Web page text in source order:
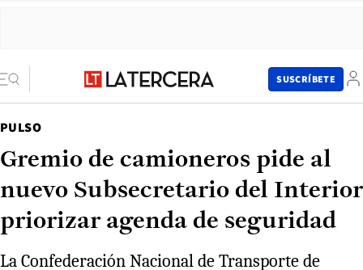
SUSCRÍBETE
PULSO
Gremio de camioneros pide al
nuevo Subsecretario del Interior
priorizar agenda de seguridad
La Confederación Nacional de Transporte de